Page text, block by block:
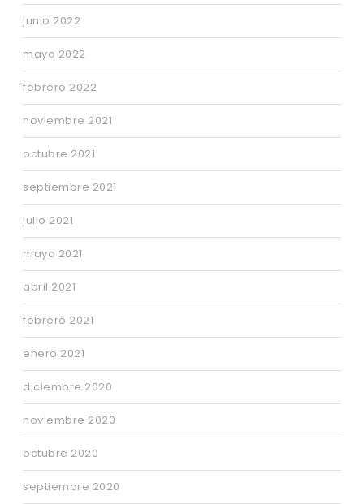
junio 2022
mayo 2022
febrero 2022
noviembre 2021
octubre 2021
septiembre 2021
julio 2021
mayo 2021
abril 2021
febrero 2021
enero 2021
diciembre 2020
noviembre 2020
octubre 2020
septiembre 2020